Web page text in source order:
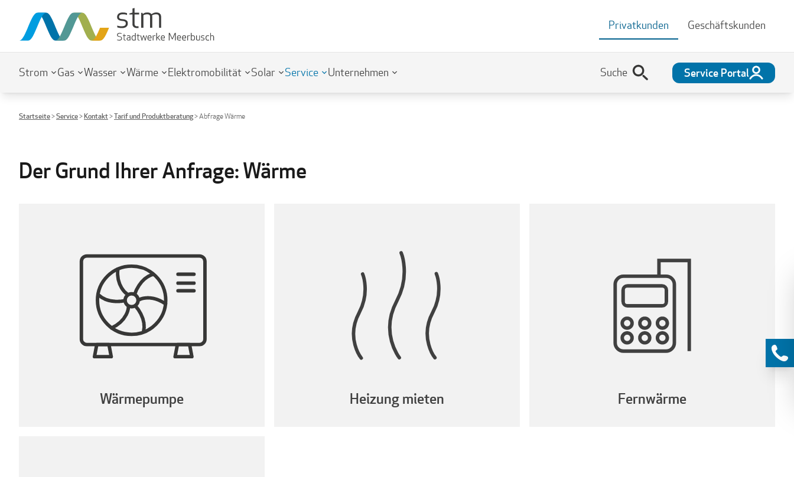
Privatkunden Geschäftskunden
Strom Gas Wasser Wärme Elektromobilität Solar Service Unternehmen Service Portal
Startseite>Service>Kontakt>Tarif und Produktberatung>Abfrage Wärme
Der Grund Ihrer Anfrage: Wärme
Wärmepumpe Heizung mieten Fernwärme